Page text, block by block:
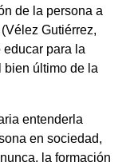
de la persona a
Gutiérrez,
educar para la
bien último de la
entenderla
en sociedad,
la formación